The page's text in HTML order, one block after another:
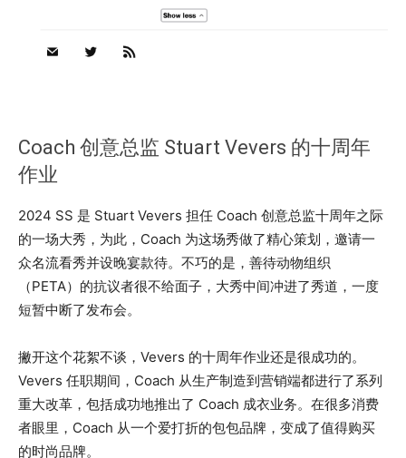
Coach 创意总监 Stuart Vevers 的十周年
作业
2024 SS 是 Stuart Vevers 担任 Coach 创意总监十周年之际
的一场大秀，为此，Coach 为这场秀做了精心策划，邀请一
众名流看秀并设晚宴款待。不巧的是，善待动物组织
（PETA）的抗议者很不给面子，大秀中间冲进了秀道，一度
短暂中断了发布会。
撇开这个花絮不谈，Vevers 的十周年作业还是很成功的。
Vevers 任职期间，Coach 从生产制造到营销端都进行了系列
重大改革，包括成功地推出了 Coach 成衣业务。在很多消费
者眼里，Coach 从一个爱打折的包包品牌，变成了值得购买
的时尚品牌。